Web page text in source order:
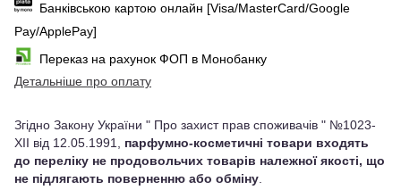
Банківською картою онлайн [Visa/MasterCard/Google
Pay/ApplePay]
Переказ на рахунок ФОП в Монобанку
Детальніше про оплату
Згідно Закону України " Про захист прав споживачів " №1023-
XII від 12.05.1991, парфумно-косметичні товари входять
до переліку не продовольчих товарів належної якості, що
не підлягають поверненню або обміну